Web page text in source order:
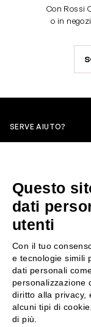
Con Rossi
o in
SERVE AIUTO?
SERVIZIO CLIENTI
Resi e rimborsi
Pagamenti
Spedizione
Condizioni generali
Privacy Policy
Questo
dati
utenti
Con il tuo
e tecnologie simili
dati personali
personalizzazione
diritto alla privacy,
alcuni tipi di
di più.